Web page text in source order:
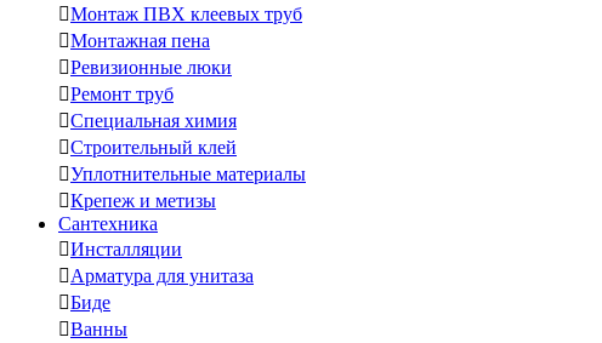
Монтаж ПВХ клеевых труб
Монтажная пена
Ревизионные люки
Ремонт труб
Специальная химия
Строительный клей
Уплотнительные материалы
Крепеж и метизы
Сантехника
Инсталляции
Арматура для унитаза
Биде
Ванны